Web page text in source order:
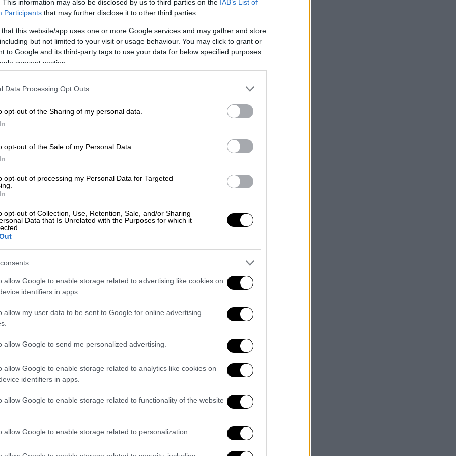
This information may also be disclosed by us to third parties on the IAB’s List of
Participants that may further disclose it to other third parties.
that this website/app uses one or more Google services and may gather and store
but not limited to your visit or usage behaviour. You may click to grant or
to Google and its third-party tags to use your data for below specified purposes
consent section.
Data Processing Opt Outs
opt-out of the Sharing of my personal data.
opt-out of the Sale of my Personal Data.
opt-out of processing my Personal Data for Targeted
opt-out of Collection, Use, Retention, Sale, and/or Sharing
Data that Is Unrelated with the Purposes for which it
allow Google to enable storage related to advertising like cookies on
identifiers in apps.
allow my user data to be sent to Google for online advertising
allow Google to send me personalized advertising.
allow Google to enable storage related to analytics like cookies on
identifiers in apps.
allow Google to enable storage related to functionality of the website
allow Google to enable storage related to personalization.
στο ethnos.gr
δυνατό να ταυτοποιηθεί αλλά και να
που διακρινόταν σε ένα βίντεο που ήρθε
τους πυροβολισμούς από
που εξελισσόταν η συμπλοκή στα